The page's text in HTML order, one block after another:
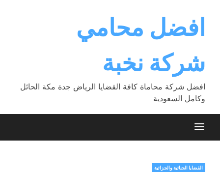
contentافضل محامي
شركة نخبة
افضل شركة محاماة كافة القضايا الرياض جدة مكة الحائل
وكامل السعودية
القضايا الجنائية والجزائية